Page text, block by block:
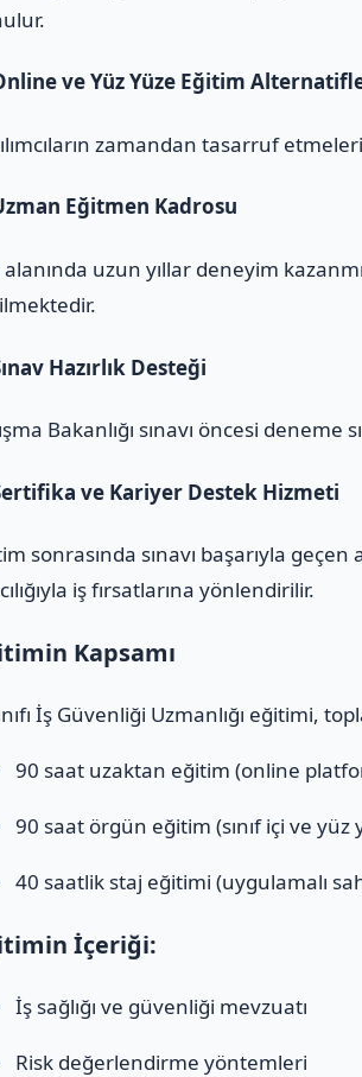
ve Yüz Yüze Eğitim
zamandan tasarruf
Eğitmen Kadrosu
alanında uzun yıllar deneyim
Hazırlık Desteği
Bakanlığı sınavı öncesi
ve Kariyer Destek Hizmeti
sonrasında sınavı başarıyla geçen
iş fırsatlarına yönlendirilir.
Kapsamı
İş Güvenliği Uzmanlığı eğitimi,
90 saat uzaktan eğitim (online
90 saat örgün eğitim (sınıf içi ve yüz
40 saatlik staj eğitimi (uygulamalı
İçeriği:
İş sağlığı ve güvenliği mevzuatı
Risk değerlendirme yöntemleri